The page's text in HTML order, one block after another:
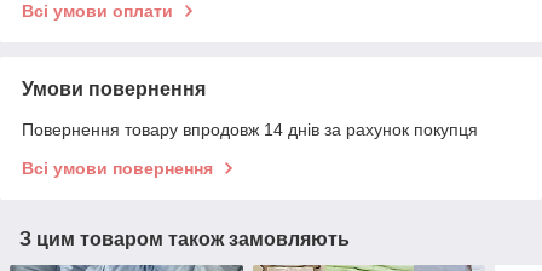
Всі умови оплати
Умови повернення
Повернення товару впродовж 14 днів за рахунок покупця
Всі умови повернення
З цим товаром також замовляють